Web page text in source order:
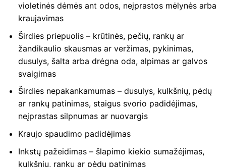
violetinės dėmės ant odos, neįprastos mėlynės arba
kraujavimas
Širdies priepuolis – krūtinės, pečių, rankų ar
žandikaulio skausmas ar veržimas, pykinimas,
dusulys, šalta arba drėgna oda, alpimas ar galvos
svaigimas
Širdies nepakankamumas – dusulys, kulkšnių, pėdų
ar rankų patinimas, staigus svorio padidėjimas,
neįprastas silpnumas ar nuovargis
Kraujo spaudimo padidėjimas
Inkstų pažeidimas – šlapimo kiekio sumažėjimas,
kulkšnių, rankų ar pėdų patinimas